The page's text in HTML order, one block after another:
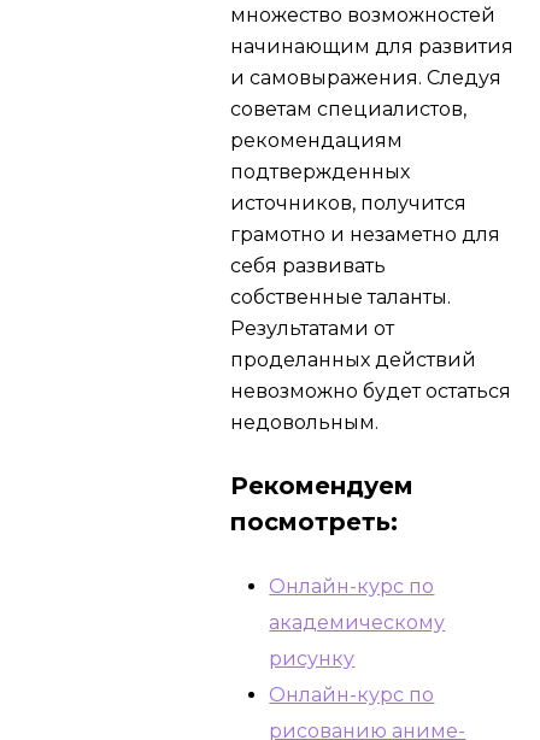
множество возможностей
начинающим для развития
и самовыражения. Следуя
советам специалистов,
рекомендациям
подтвержденных
источников, получится
грамотно и незаметно для
себя развивать
собственные таланты.
Результатами от
проделанных действий
невозможно будет остаться
недовольным.
Рекомендуем
посмотреть:
Онлайн-курс по
академическому
рисунку
Онлайн-курс по
рисованию аниме-